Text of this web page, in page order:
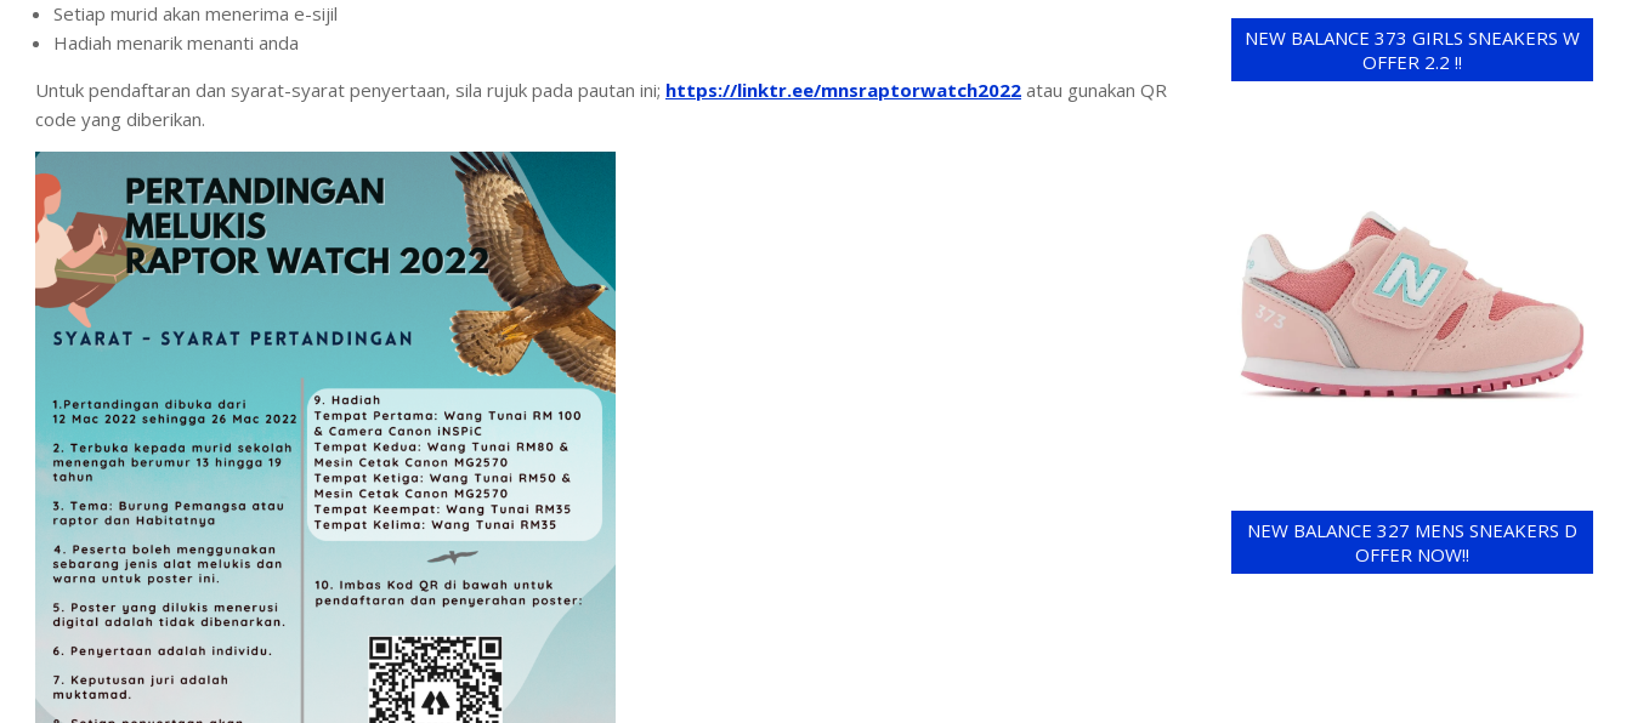
Setiap murid akan menerima e-sijil
Hadiah menarik menanti anda
Untuk pendaftaran dan syarat-syarat penyertaan, sila rujuk pada pautan ini; https://linktr.ee/mnsraptorwatch2022 atau gunakan QR
code yang diberikan.
NEW BALANCE 373 GIRLS SNEAKERS W
OFFER 2.2 !!
NEW BALANCE 327 MENS SNEAKERS D
OFFER NOW!!